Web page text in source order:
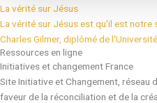
La vérité sur Jésus
La vérité sur Jésus est qu'il est notre
Charles Gilmer, diplômé de
Ressources en ligne
Initiatives et changement France
Site Initiative et Changement, réseau
faveur de la réconciliation et de la